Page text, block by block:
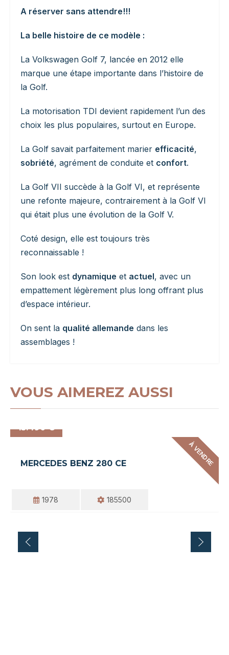
A réserver sans attendre!!!
La belle histoire de ce modèle :
La Volkswagen Golf 7, lancée en 2012 elle
marque une étape importante dans l’histoire de
la Golf.
La motorisation TDI devient rapidement l’un des
choix les plus populaires, surtout en Europe.
La Golf savait parfaitement marier efficacité,
sobriété, agrément de conduite et confort.
La Golf VII succède à la Golf VI, et représente
une refonte majeure, contrairement à la Golf VI
qui était plus une évolution de la Golf V.
Coté design, elle est toujours très
reconnaissable !
Son look est dynamique et actuel, avec un
empattement légèrement plus long offrant plus
d’espace intérieur.
On sent la qualité allemande dans les
assemblages !
VOUS AIMEREZ AUSSI
À VENDRE
15.490 €
MERCEDES BENZ 280 CE
1978 185500